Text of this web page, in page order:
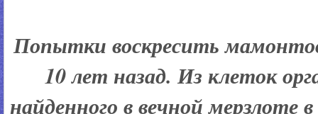
Попытки воскресить
10 лет назад. Из клеток
найденного в вечной мерзлоте